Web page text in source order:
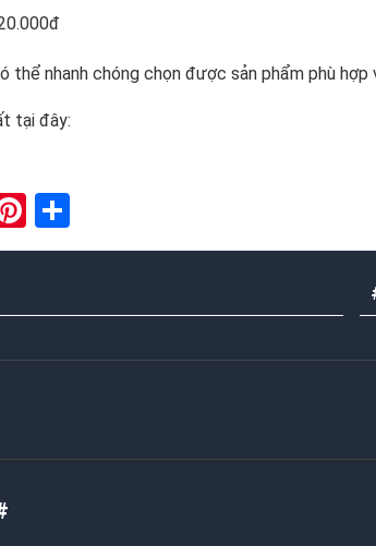
nhanh chóng chọn được sản phẩm phù hợp
tại đây:
Pinterest